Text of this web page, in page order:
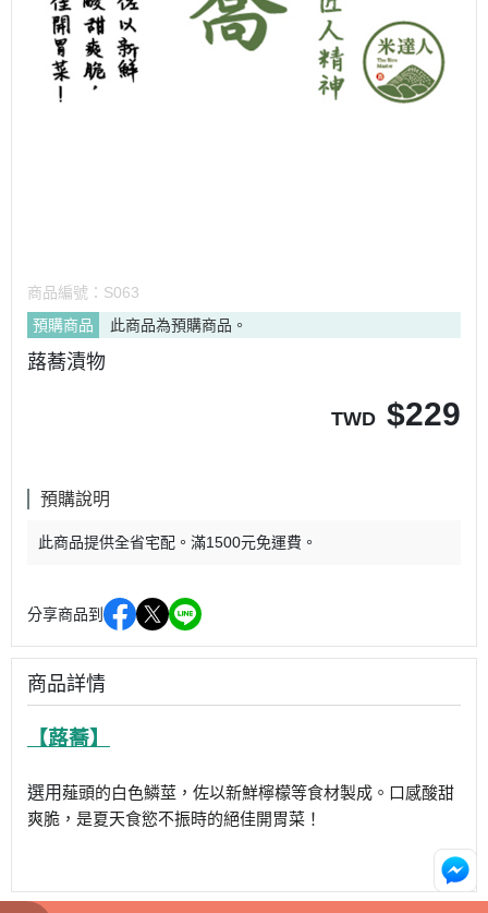
商品編號： S063
預購商品
此商品為預購商品。
蕗蕎漬物
TWD $229
預購說明
此商品提供全省宅配。滿1500元免運費。
分享商品到
商品詳情
【蕗蕎】
選用薤頭的白色鱗莖，佐以新鮮檸檬等食材製成。口感酸甜
爽脆，是夏天食慾不振時的絕佳開胃菜！